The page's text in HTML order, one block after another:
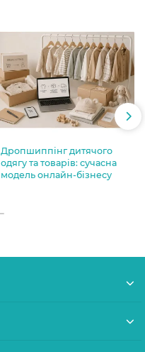
Дропшиппінг дитячого
одягу та товарів: сучасна
модель онлайн-бізнесу